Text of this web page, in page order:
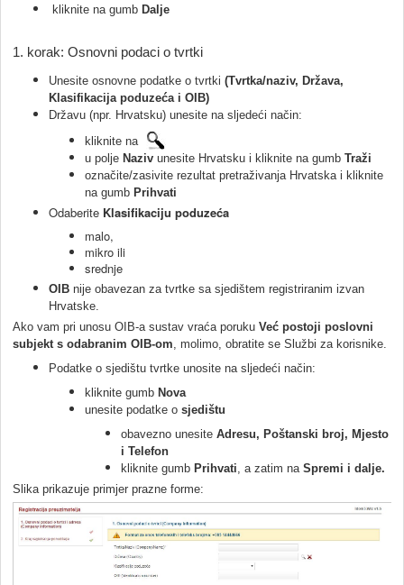
kliknite na gumb Dalje
1. korak: Osnovni podaci o tvrtki
Unesite osnovne podatke o tvrtki (Tvrtka/naziv, Država,
Klasifikacija poduzeća i OIB)
Državu (npr. Hrvatsku) unesite na sljedeći način:
kliknite na
u polje Naziv unesite Hrvatsku i kliknite na gumb Traži
označite/zasivite rezultat pretraživanja Hrvatska i kliknite
na gumb Prihvati
Odaberite Klasifikaciju poduzeća
malo,
mikro ili
srednje
OIB nije obavezan za tvrtke sa sjedištem registriranim izvan
Hrvatske.
Ako vam pri unosu OIB-a sustav vraća poruku Već postoji poslovni
subjekt s odabranim OIB-om, molimo, obratite se Službi za korisnike.
Podatke o sjedištu tvrtke unosite na sljedeći način:
kliknite gumb Nova
unesite podatke o sjedištu
obavezno unesite Adresu, Poštanski broj, Mjesto
i Telefon
kliknite gumb Prihvati, a zatim na Spremi i dalje.
Slika prikazuje primjer prazne forme: